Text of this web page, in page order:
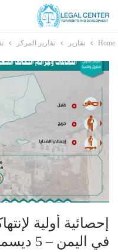
Home تقارير تقارير المركز
إحصائية أولية
في اليمن – 5 ديسمبر 2019